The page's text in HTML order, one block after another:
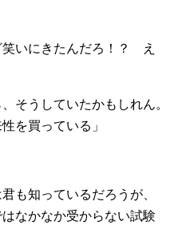
いにきたんだろ！？ え
そうしていたかもしれん。
を買っている」
も知っているだろうが、
なかなか受からない試験